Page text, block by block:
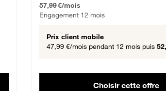
57,99 €/mois
Engagement 12 mois
Prix client mobile
47,99 €/mois pendant 12 mois puis
Choisir cette offre